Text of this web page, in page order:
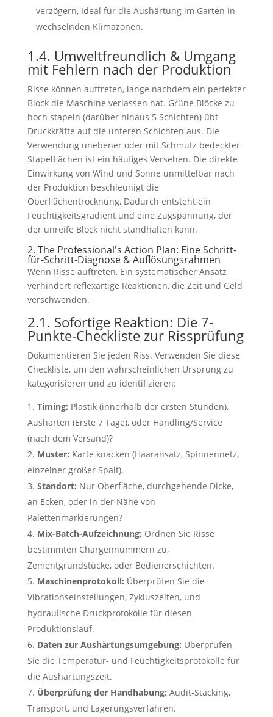
verzögern, Ideal für die Aushärtung im Garten in
wechselnden Klimazonen.
1.4. Umweltfreundlich & Umgang
mit Fehlern nach der Produktion
Risse können auftreten, lange nachdem ein perfekter
Block die Maschine verlassen hat. Grüne Blöcke zu
hoch stapeln (darüber hinaus 5 Schichten) übt
Druckkräfte auf die unteren Schichten aus. Die
Verwendung unebener oder mit Schmutz bedeckter
Stapelflächen ist ein häufiges Versehen. Die direkte
Einwirkung von Wind und Sonne unmittelbar nach
der Produktion beschleunigt die
Oberflächentrocknung, Dadurch entsteht ein
Feuchtigkeitsgradient und eine Zugspannung, der
der unreife Block nicht standhalten kann.
2. The Professional's Action Plan: Eine Schritt-
für-Schritt-Diagnose & Auflösungsrahmen
Wenn Risse auftreten, Ein systematischer Ansatz
verhindert reflexartige Reaktionen, die Zeit und Geld
verschwenden.
2.1. Sofortige Reaktion: Die 7-
Punkte-Checkliste zur Rissprüfung
Dokumentieren Sie jeden Riss. Verwenden Sie diese
Checkliste, um den wahrscheinlichen Ursprung zu
kategorisieren und zu identifizieren:
Timing: Plastik (innerhalb der ersten Stunden),
Aushärten (Erste 7 Tage), oder Handling/Service
(nach dem Versand)?
Muster: Karte knacken (Haaransatz, Spinnennetz,
einzelner großer Spalt).
Standort: Nur Oberfläche, durchgehende Dicke,
an Ecken, oder in der Nähe von
Palettenmarkierungen?
Mix-Batch-Aufzeichnung: Ordnen Sie Risse
bestimmten Chargennummern zu,
Zementgrundstücke, oder Bedienerschichten.
Maschinenprotokoll: Überprüfen Sie die
Vibrationseinstellungen, Zykluszeiten, und
hydraulische Druckprotokolle für diesen
Produktionslauf.
Daten zur Aushärtungsumgebung: Überprüfen
Sie die Temperatur- und Feuchtigkeitsprotokolle für
die Aushärtungszeit.
Überprüfung der Handhabung: Audit-Stacking,
Transport, und Lagerungsverfahren.